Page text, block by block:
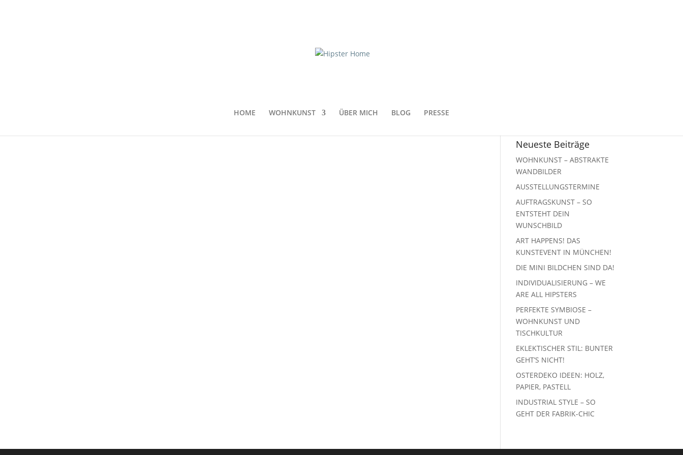
HOME WOHNKUNST ÜBER MICH BLOG PRESSE
Brian Spencer Straßenkünstler in Brooklyn
Neueste Beiträge
WOHNKUNST – ABSTRAKTE
WANDBILDER
AUSSTELLUNGSTERMINE
AUFTRAGSKUNST – SO
ENTSTEHT DEIN
WUNSCHBILD
ART HAPPENS! DAS
KUNSTEVENT IN MÜNCHEN!
DIE MINI BILDCHEN SIND DA!
INDIVIDUALISIERUNG – WE
ARE ALL HIPSTERS
PERFEKTE SYMBIOSE –
WOHNKUNST UND
TISCHKULTUR
EKLEKTISCHER STIL: BUNTER
GEHT’S NICHT!
OSTERDEKO IDEEN: HOLZ,
PAPIER, PASTELL
INDUSTRIAL STYLE – SO
GEHT DER FABRIK-CHIC